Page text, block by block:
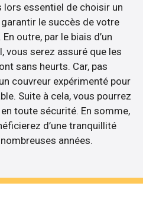
lors essentiel de choisir un
le succès de votre
outre, par le biais d’un
vous serez assuré que les
sans heurts. Car, pas
couvreur expérimenté pour
Suite à cela, vous pourrez
toute sécurité. En somme,
d’une tranquillité
années.